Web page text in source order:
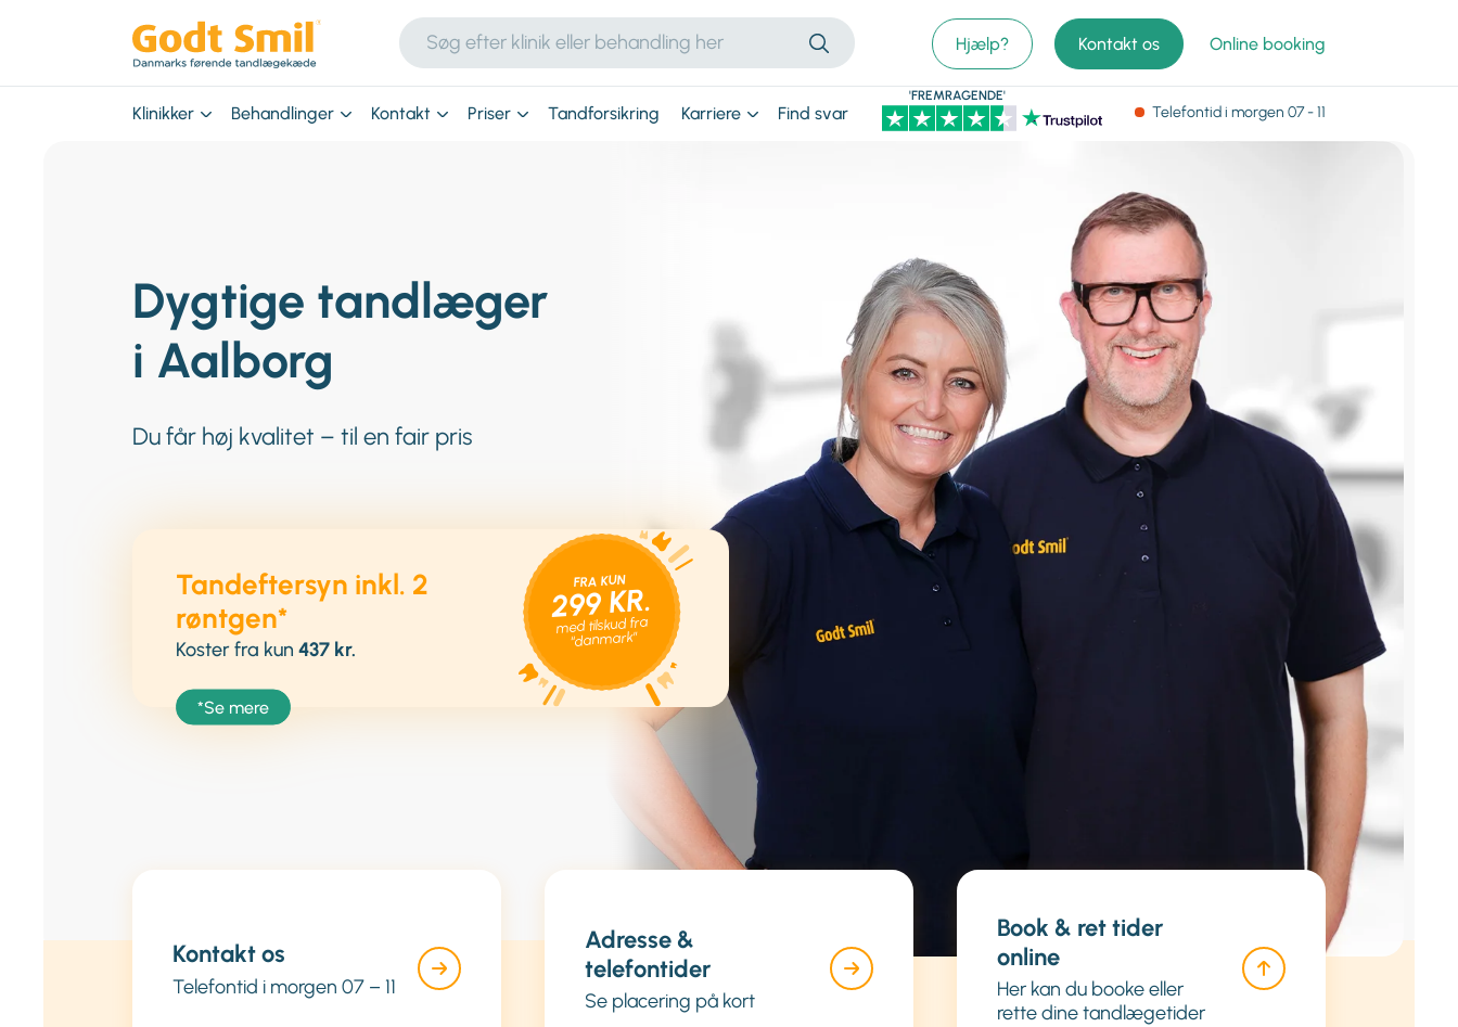
Hjælp? Kontakt os Online booking
Klinikker Behandlinger Kontakt Priser Tandforsikring Karriere Find svar
'FREMRAGENDE'
Telefontidi morgen 07 - 11
Dygtige tandlæger
i Aalborg
Du får høj kvalitet – til en fair pris
Tandeftersyn inkl. 2
røntgen*
Koster fra kun 437 kr.
*Se mere
FRA KUN
299 KR.
med tilskud fra
“danmark”
Kontakt os
Telefontid i morgen 07 – 11
Adresse &
telefontider
Se placering på kort
Book & ret tider
online
Her kan du booke eller
rette dine tandlægetider